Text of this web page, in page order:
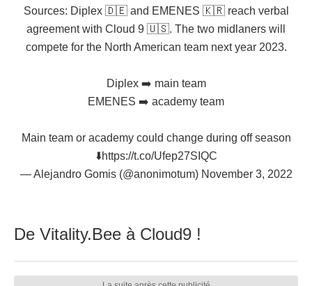
Sources: Diplex 🇩🇪 and EMENES 🇰🇷 reach verbal
agreement with Cloud 9 🇺🇸. The two midlaners will
compete for the North American team next year 2023.
Diplex ➡️ main team
EMENES ➡️ academy team
Main team or academy could change during off season
⬇️https://t.co/Ufep27SIQC
— Alejandro Gomis (@anonimotum) November 3, 2022
De Vitality.Bee à Cloud9 !